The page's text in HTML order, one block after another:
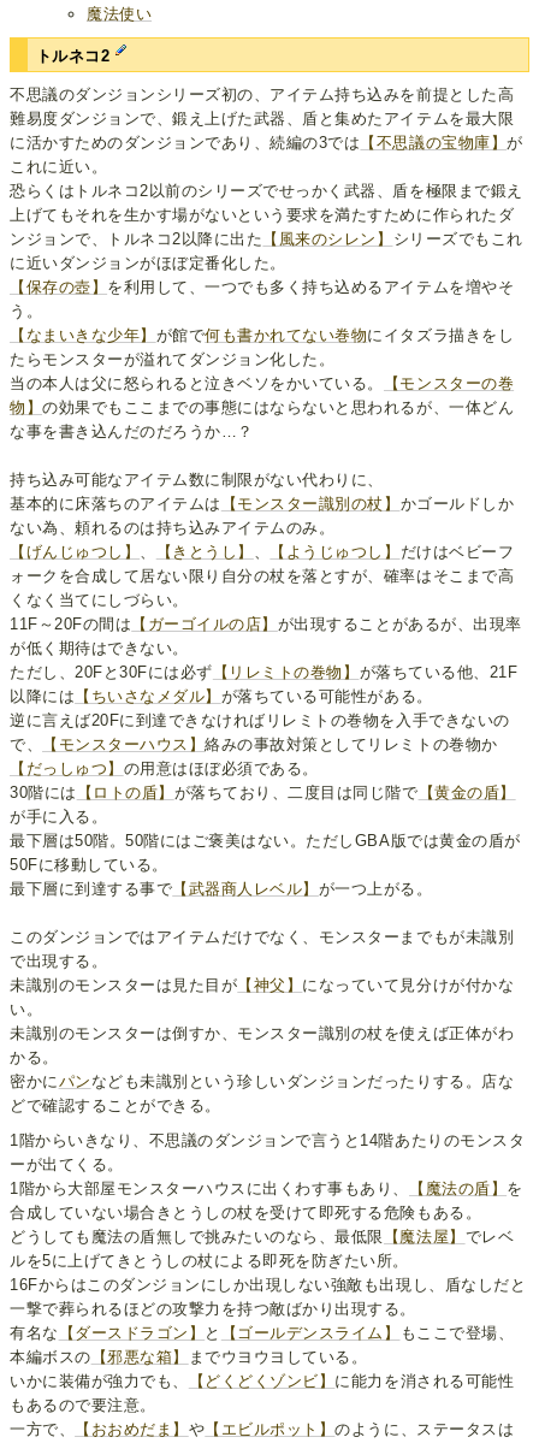
魔法使い
トルネコ2
不思議のダンジョンシリーズ初の、アイテム持ち込みを前提とした高
難易度ダンジョンで、鍛え上げた武器、盾と集めたアイテムを最大限
に活かすためのダンジョンであり、続編の3では 【不思議の宝物庫】が
これに近い。
恐らくはトルネコ2以前のシリーズでせっかく武器、盾を極限まで鍛え
上げてもそれを生かす場がないという要求を満たすために作られたダ
ンジョンで、トルネコ2以降に出た 【風来のシレン】 シリーズでもこれ
に近いダンジョンがほぼ定番化した。
【保存の壺】 を利用して、一つでも多く持ち込めるアイテムを増やそ
う。
【なまいきな少年】 が館で何も書かれてない巻物にイタズラ描きをし
たらモンスターが溢れてダンジョン化した。
当の本人は父に怒られると泣きベソをかいている。
【モンスターの巻
物】の効果でもここまでの事態にはならないと思われるが、一体どん
な事を書き込んだのだろうか…？
持ち込み可能なアイテム数に制限がない代わりに、
基本的に床落ちのアイテムは
【モンスター識別の杖】 かゴールドしか
ない為、頼れるのは持ち込みアイテムのみ。
【げんじゅつし】 、 【きとうし】 、 【ようじゅつし】 だけはベビーフ
ォークを合成して居ない限り自分の杖を落とすが、確率はそこまで高
くなく当てにしづらい。
11F～20Fの間は 【ガーゴイルの店】 が出現することがあるが、出現率
が低く期待はできない。
ただし、20Fと30Fには必ず 【リレミトの巻物】 が落ちている他、21F
以降には 【ちいさなメダル】 が落ちている可能性がある。
逆に言えば20Fに到達できなければリレミトの巻物を入手できないの
で、
【モンスターハウス】絡みの事故対策としてリレミトの巻物か
【だっしゅつ】 の用意はほぼ必須である。
30階には
【ロトの盾】 が落ちており、二度目は同じ階で 【黄金の盾】
が手に入る。
最下層は50階。50階にはご褒美はない。ただしGBA版では黄金の盾が
50Fに移動している。
最下層に到達する事で 【武器商人レベル】 が一つ上がる。
このダンジョンではアイテムだけでなく、モンスターまでもが未識別
で出現する。
未識別のモンスターは見た目が 【神父】 になっていて見分けが付かな
い。
未識別のモンスターは倒すか、モンスター識別の杖を使えば正体がわ
かる。
密かにパン なども未識別という珍しいダンジョンだったりする。店な
どで確認することができる。
1階からいきなり、不思議のダンジョンで言うと14階あたりのモンスタ
ーが出てくる。
1階から大部屋モンスターハウスに出くわす事もあり、
【魔法の盾】 を
合成していない場合きとうしの杖を受けて即死する危険もある。
どうしても魔法の盾無しで挑みたいのなら、最低限
【魔法屋】 でレベ
ルを5に上げてきとうしの杖による即死を防ぎたい所。
16Fからはこのダンジョンにしか出現しない強敵も出現し、盾なしだと
一撃で葬られるほどの攻撃力を持つ敵ばかり出現する。
有名な
【ダースドラゴン】 と 【ゴールデンスライム】
もここで登場、
本編ボスの 【邪悪な箱】
までウヨウヨしている。
いかに装備が強力でも、
【どくどくゾンビ】 に能力を消される可能性
もあるので要注意。
一方で、
【おおめだま】 や 【エビルポット】のように、ステータスは